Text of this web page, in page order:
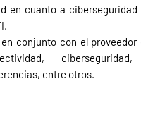
en cuanto a
conjunto con el proveedor
entre otros.